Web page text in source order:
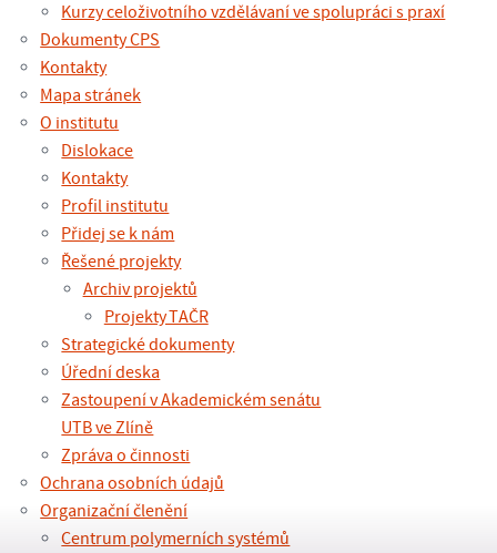
Kurzy celoživotního vzdělávaní ve spolupráci s praxí
Dokumenty CPS
Kontakty
Mapa stránek
O institutu
Dislokace
Kontakty
Profil institutu
Přidej se k nám
Řešené projekty
Archiv projektů
Projekty TAČR
Strategické dokumenty
Úřední deska
Zastoupení v Akademickém senátu
UTB ve Zlíně
Zpráva o činnosti
Ochrana osobních údajů
Organizační členění
Centrum polymerních systémů